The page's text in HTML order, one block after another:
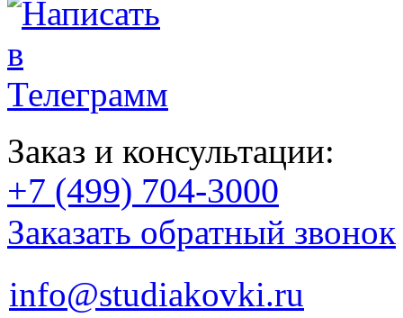
Заказ и консультации:
+7 (499) 704-3000
Заказать обратный звонок
info@studiakovki.ru